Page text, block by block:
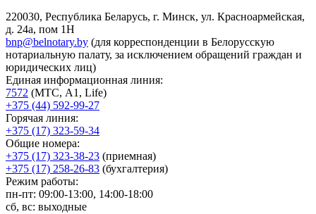
220030, Республика Беларусь, г. Минск, ул. Красноармейская,
д. 24а, пом 1Н
bnp@belnotary.by (для корреспонденции в Белорусскую
нотариальную палату, за исключением обращений граждан и
юридических лиц)
Единая информационная линия:
7572 (МТС, A1, Life)
+375 (44) 592-99-27
Горячая линия:
+375 (17) 323-59-34
Общие номера:
+375 (17) 323-38-23 (приемная)
+375 (17) 258-26-83 (бухгалтерия)
Режим работы:
пн-пт: 09:00-13:00, 14:00-18:00
сб, вс: выходные